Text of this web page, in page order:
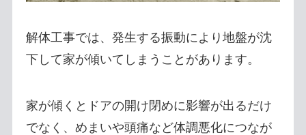
解体工事では、発生する振動により地盤が沈
下して家が傾いてしまうことがあります。
家が傾くとドアの開け閉めに影響が出るだけ
でなく、めまいや頭痛など体調悪化につなが